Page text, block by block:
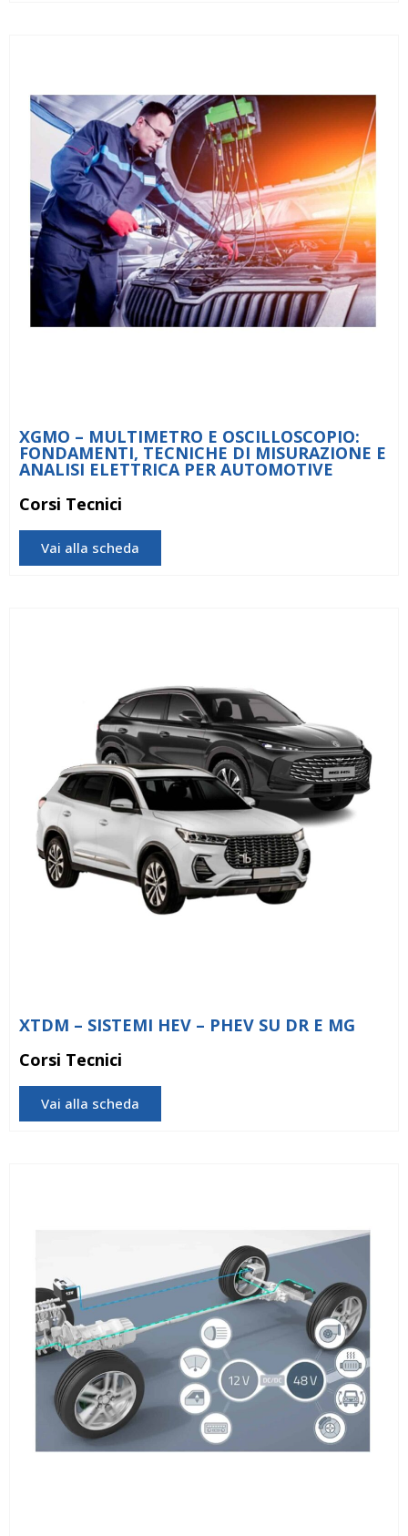
XGMO – MULTIMETRO E OSCILLOSCOPIO:
FONDAMENTI, TECNICHE DI MISURAZIONE E
ANALISI ELETTRICA PER AUTOMOTIVE
Corsi Tecnici
Vai alla scheda
XTDM – SISTEMI HEV – PHEV SU DR E MG
Corsi Tecnici
Vai alla scheda